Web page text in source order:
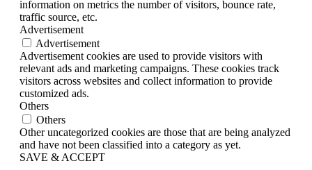
information on metrics the number of visitors, bounce rate,
traffic source, etc.
Advertisement
Advertisement
Advertisement cookies are used to provide visitors with
relevant ads and marketing campaigns. These cookies track
visitors across websites and collect information to provide
customized ads.
Others
Others
Other uncategorized cookies are those that are being analyzed
and have not been classified into a category as yet.
SAVE & ACCEPT